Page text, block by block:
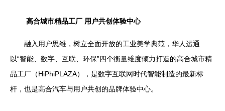
高合城市精品工厂 用户共创体验中心
融入用户思维，树立全面开放的工业美学典范，华人运通
以“智能、数字、互联、环保”四个衡量维度倾力打造的高合城市精
品工厂（HiPhiPLAZA），是数字互联网时代智能制造的最新标
杆，也是高合汽车与用户共创的品牌体验中心。